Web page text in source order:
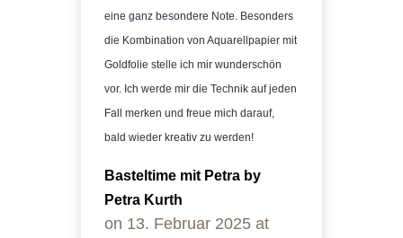
eine ganz besondere Note. Besonders
die Kombination von Aquarellpapier mit
Goldfolie stelle ich mir wunderschön
vor. Ich werde mir die Technik auf jeden
Fall merken und freue mich darauf,
bald wieder kreativ zu werden!
Basteltime mit Petra by
Petra Kurth
on 13. Februar 2025 at